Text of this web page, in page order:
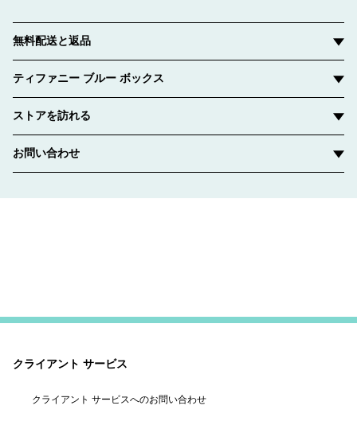
無料配送と返品
ティファニー ブルー ボックス
ストアを訪れる
お問い合わせ
クライアント サービス
クライアント サービスへのお問い合わせ